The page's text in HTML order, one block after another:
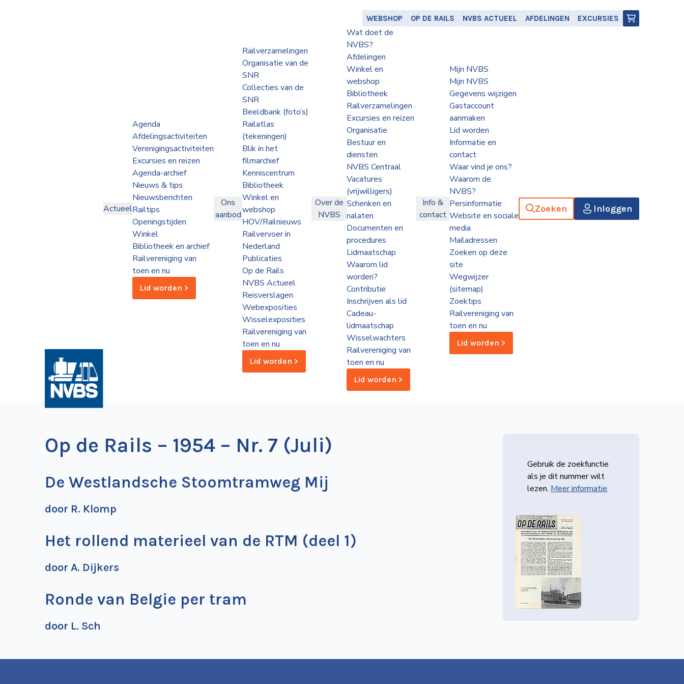
WEBSHOP OP DE RAILS NVBS ACTUEEL AFDELINGEN EXCURSIES
Actueel
Agenda
Afdelingsactiviteiten
Verenigingsactiviteiten
Excursies en reizen
Agenda-archief
Nieuws & tips
Nieuwsberichten
Railtips
Openingstijden
Winkel
Bibliotheek en archief
Railvereniging van
toen en nu
Lid worden >
Ons
aanbod
Railverzamelingen
Organisatie van de
SNR
Collecties van de
SNR
Beeldbank (foto’s)
Railatlas
(tekeningen)
Blik in het
filmarchief
Kenniscentrum
Bibliotheek
Winkel en
webshop
HOV/Railnieuws
Railvervoer in
Nederland
Publicaties
Op de Rails
NVBS Actueel
Reisverslagen
Webexposities
Wisselexposities
Railvereniging van
toen en nu
Lid worden >
Over de
NVBS
Wat doet de
NVBS?
Afdelingen
Winkel en
webshop
Bibliotheek
Railverzamelingen
Excursies en reizen
Organisatie
Bestuur en
diensten
NVBS Centraal
Vacatures
(vrijwilligers)
Schenken en
nalaten
Documenten en
procedures
Lidmaatschap
Waarom lid
worden?
Contributie
Inschrijven als lid
Cadeau-
lidmaatschap
Wisselwachters
Railvereniging van
toen en nu
Lid worden >
Info &
contact
Mijn NVBS
Mijn NVBS
Gegevens wijzigen
Gastaccount
aanmaken
Lid worden
Informatie en
contact
Waar vind je ons?
Waarom de
NVBS?
Persinformatie
Website en sociale
media
Mailadressen
Zoeken op deze
site
Wegwijzer
(sitemap)
Zoektips
Railvereniging van
toen en nu
Lid worden >
Zoeken Inloggen
Op de Rails – 1954 – Nr. 7 (Juli)
De Westlandsche Stoomtramweg Mij
door R. Klomp
Het rollend materieel van de RTM (deel 1)
door A. Dijkers
Ronde van Belgie per tram
door L. Sch
Gebruik de zoekfunctie
als je dit nummer wilt
lezen. Meer informatie.